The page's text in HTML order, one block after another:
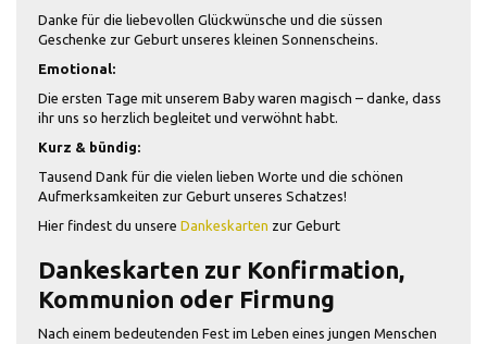
Danke für die liebevollen Glückwünsche und die süssen
Geschenke zur Geburt unseres kleinen Sonnenscheins.
Emotional:
Die ersten Tage mit unserem Baby waren magisch – danke, dass
ihr uns so herzlich begleitet und verwöhnt habt.
Kurz & bündig:
Tausend Dank für die vielen lieben Worte und die schönen
Aufmerksamkeiten zur Geburt unseres Schatzes!
Hier findest du unsere Dankeskarten zur Geburt
Dankeskarten zur Konfirmation,
Kommunion oder Firmung
Nach einem bedeutenden Fest im Leben eines jungen Menschen